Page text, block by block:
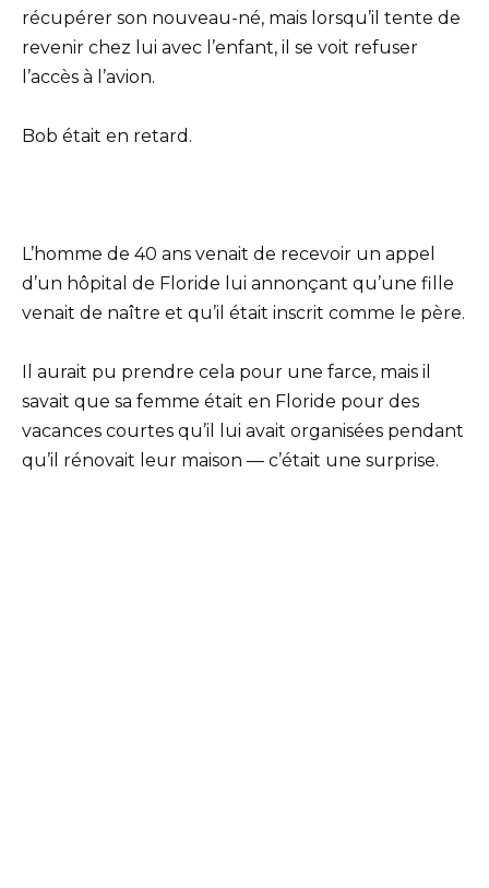
récupérer son nouveau-né, mais lorsqu’il tente de
revenir chez lui avec l’enfant, il se voit refuser
l’accès à l’avion.
Bob était en retard.
L’homme de 40 ans venait de recevoir un appel
d’un hôpital de Floride lui annonçant qu’une fille
venait de naître et qu’il était inscrit comme le père.
Il aurait pu prendre cela pour une farce, mais il
savait que sa femme était en Floride pour des
vacances courtes qu’il lui avait organisées pendant
qu’il rénovait leur maison — c’était une surprise.